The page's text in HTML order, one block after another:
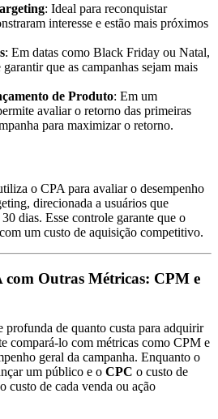
: Ideal para reconquistar
interesse e estão mais próximos
: Em datas como Black Friday ou Natal,
que as campanhas sejam mais
de Produto: Em um
avaliar o retorno das primeiras
para maximizar o retorno.
o CPA para avaliar o desempenho
direcionada a usuários que
dias. Esse controle garante que o
um custo de aquisição competitivo.
Outras Métricas: CPM e
profunda de quanto custa para adquirir
compará-lo com métricas como CPM e
geral da campanha. Enquanto o
um público e o CPC o custo de
custo de cada venda ou ação